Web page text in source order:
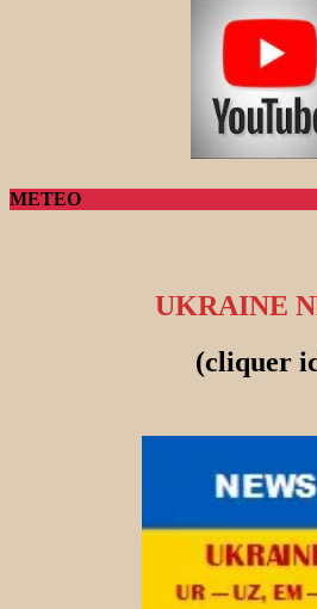
METEO
UKRAINE
(cliquer